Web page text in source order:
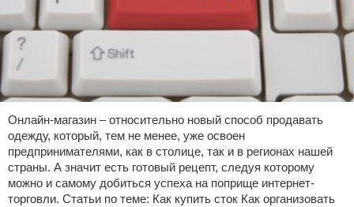
Онлайн-магазин – относительно новый способ продавать
одежду, который, тем не менее, уже освоен
предпринимателями, как в столице, так и в регионах нашей
страны. А значит есть готовый рецепт, следуя которому
можно и самому добиться успеха на поприще интернет-
торговли. Статьи по теме: Как купить сток Как организовать